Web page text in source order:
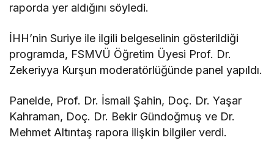
raporda yer aldığını söyledi.
İHH’nin Suriye ile ilgili belgeselinin gösterildiği
programda, FSMVÜ Öğretim Üyesi Prof. Dr.
Zekeriyya Kurşun moderatörlüğünde panel yapıldı.
Panelde, Prof. Dr. İsmail Şahin, Doç. Dr. Yaşar
Kahraman, Doç. Dr. Bekir Gündoğmuş ve Dr.
Mehmet Altıntaş rapora ilişkin bilgiler verdi.